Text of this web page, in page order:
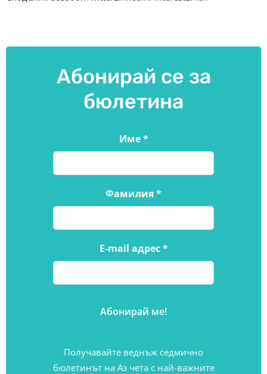
Абонирай се за
бюлетина
Име*
Фамилия*
E-mail адрес*
Получавайте веднъж седмично
бюлетинът на Аз чета с най-важните